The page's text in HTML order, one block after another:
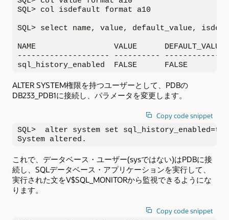
SQL> col isdefault format a10
SQL> select name, value, default_value,
NAME                 VALUE
-------------------- ----------
sql_history_enabled  FALSE      FALSE
ALTER SYSTEM権限を持つユーザーとして、PDBの
DB233_PDB1に接続し、パラメータを変更します。
Copy code snippet
SQL>  alter system set
System altered.
これで、データベース・ユーザー(sysではない)はPDBに接
続し、SQLデータベース・アプリケーションを実行して、
実行された文をV$SQL_MONITORから監視できるようにな
ります。
Copy code snippet